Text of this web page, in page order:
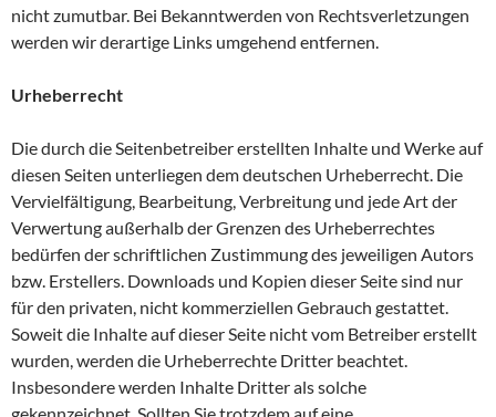
nicht zumutbar. Bei Bekanntwerden von Rechtsverletzungen
werden wir derartige Links umgehend entfernen.
Urheberrecht
Die durch die Seitenbetreiber erstellten Inhalte und Werke auf
diesen Seiten unterliegen dem deutschen Urheberrecht. Die
Vervielfältigung, Bearbeitung, Verbreitung und jede Art der
Verwertung außerhalb der Grenzen des Urheberrechtes
bedürfen der schriftlichen Zustimmung des jeweiligen Autors
bzw. Erstellers. Downloads und Kopien dieser Seite sind nur
für den privaten, nicht kommerziellen Gebrauch gestattet.
Soweit die Inhalte auf dieser Seite nicht vom Betreiber erstellt
wurden, werden die Urheberrechte Dritter beachtet.
Insbesondere werden Inhalte Dritter als solche